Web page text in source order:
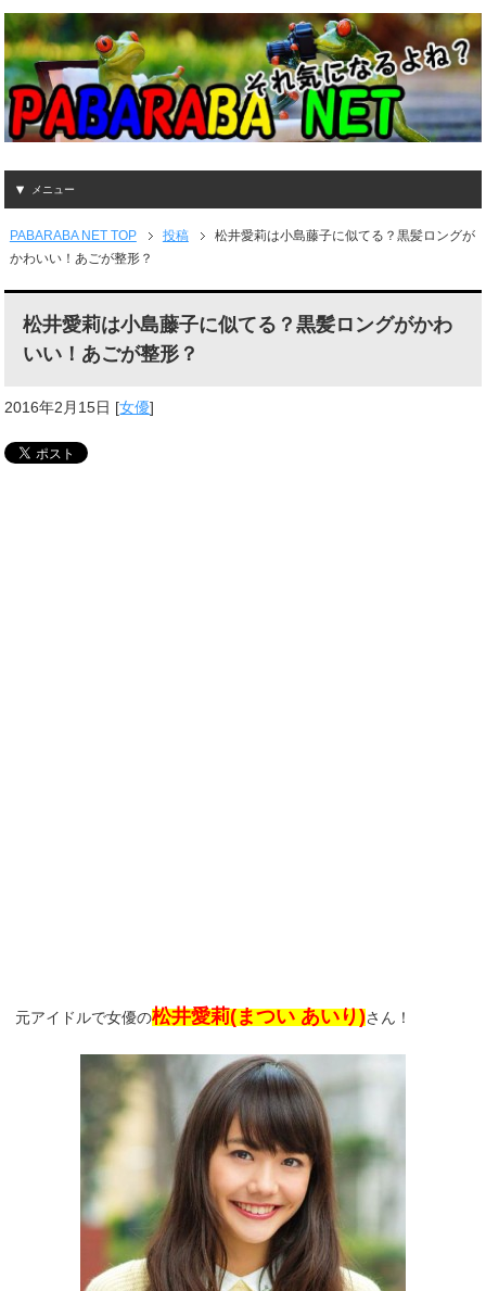
メニュー
PABARABA NET TOP 投稿
松井愛莉は小島藤子に似てる？黒髪ロングが
かわいい！あごが整形？
松井愛莉は小島藤子に似てる？黒髪ロングがかわ
いい！あごが整形？
2016年2月15日 [女優]
元アイドルで女優の松井愛莉(まつい あいり)さん！